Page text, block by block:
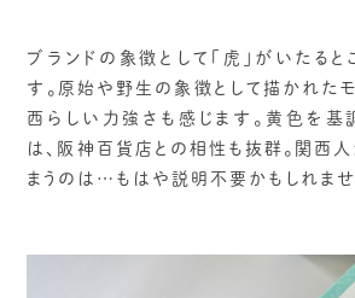
ブランドの象徴として「虎」がいたる
す。原始や野生の象徴として描かれた
西らしい力強さも感じます。黄色を基
は、阪神百貨店との相性も抜群。関西
まうのは…もはや説明不要かもしれませ